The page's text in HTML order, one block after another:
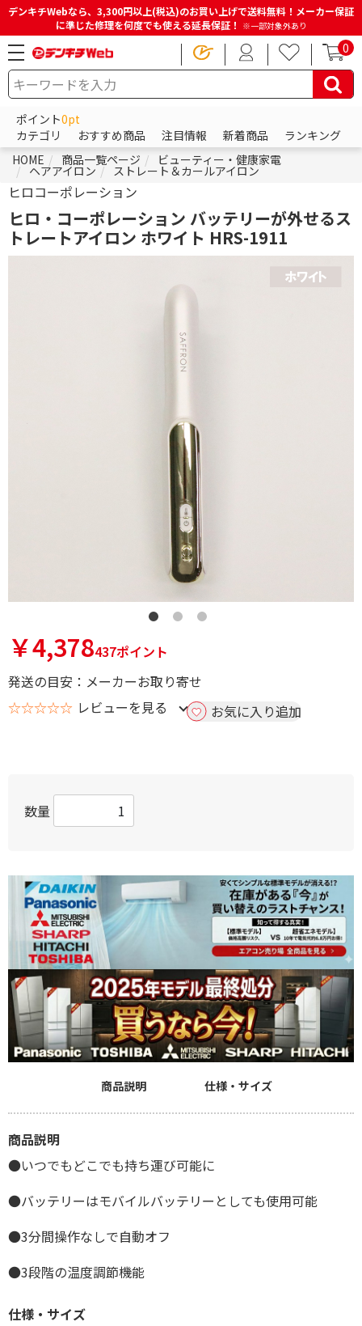
デンキチWebなら、3,300円以上(税込)のお買い上げで送料無料！メーカー保証
に準じた修理を何度でも使える延長保証！ ※一部対象外あり
0
ポイント0pt
カテゴリ
おすすめ商品 注目情報 新着商品
ランキング
HOME
商品一覧ページ ビューティー・健康家電
ヘアアイロン ストレート＆カールアイロン
ヒロコーポレーション
ヒロ・コーポレーション バッテリーが外せるス
トレートアイロン ホワイト HRS-1911
￥4,378437ポイント
発送の目安：メーカーお取り寄せ
☆☆☆☆☆ レビューを見る お気に入り追加
数量
商品説明 仕様・サイズ
商品説明
●いつでもどこでも持ち運び可能に
●バッテリーはモバイルバッテリーとしても使用可能
●3分間操作なしで自動オフ
●3段階の温度調節機能
仕様・サイズ